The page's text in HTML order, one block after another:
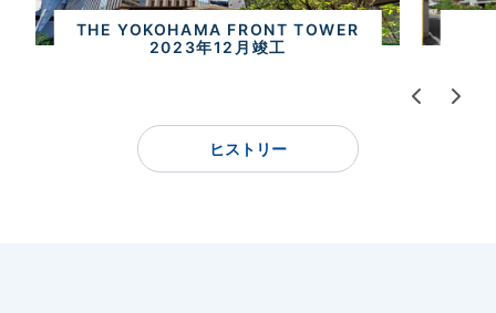
THE YOKOHAMA FRONT TOWER
2023年12月竣工
ヒストリー